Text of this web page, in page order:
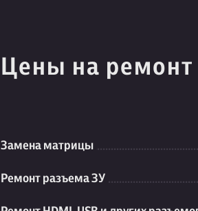
Цены на ремонт
Замена матрицы
Ремонт разъема ЗУ